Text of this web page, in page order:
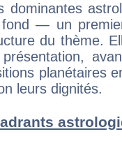
dominantes
— un
du thème.
planétaires
leurs dignités.